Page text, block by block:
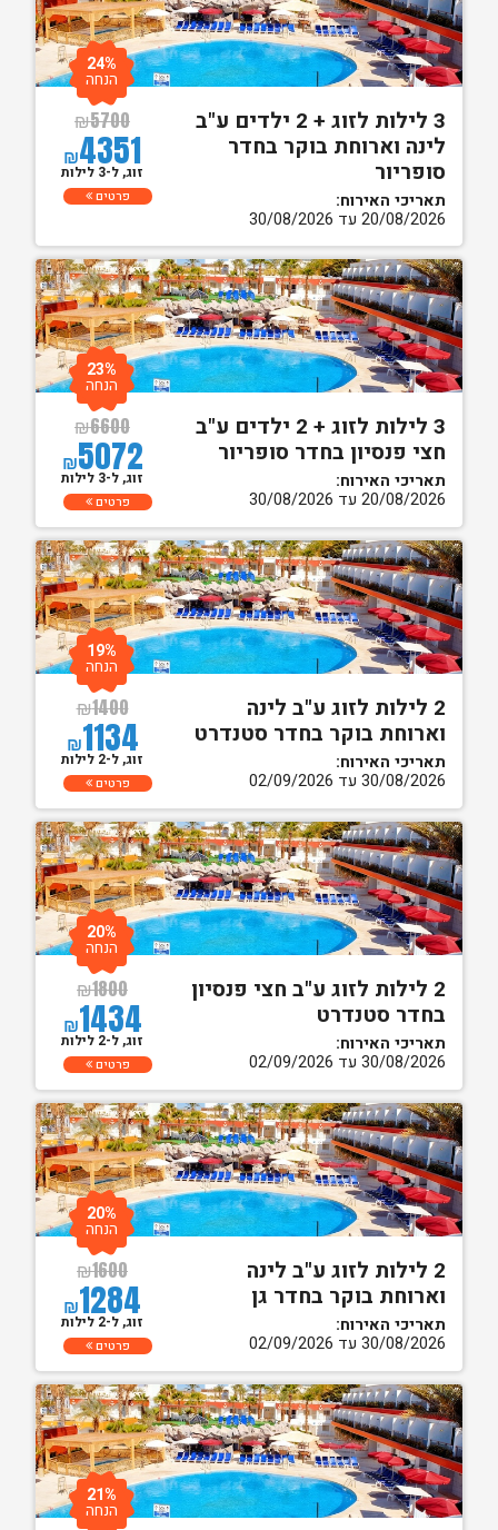
3 לילות לזוג + 2 ילדים ע"ב
לינה וארוחת בוקר בחדר
סופריור
תאריכי האירוח:
20/08/2026 עד 30/08/2026
₪5700
₪4351
24%
הנחה
זוג, ל-3 לילות
פרטים
3 לילות לזוג + 2 ילדים ע"ב
חצי פנסיון בחדר סופריור
תאריכי האירוח:
20/08/2026 עד 30/08/2026
₪6600
₪5072
23%
הנחה
זוג, ל-3 לילות
פרטים
2 לילות לזוג ע"ב לינה
וארוחת בוקר בחדר סטנדרט
תאריכי האירוח:
30/08/2026 עד 02/09/2026
₪1400
₪1134
19%
הנחה
זוג, ל-2 לילות
פרטים
2 לילות לזוג ע"ב חצי פנסיון
בחדר סטנדרט
תאריכי האירוח:
30/08/2026 עד 02/09/2026
₪1800
₪1434
20%
הנחה
זוג, ל-2 לילות
פרטים
2 לילות לזוג ע"ב לינה
וארוחת בוקר בחדר גן
תאריכי האירוח:
30/08/2026 עד 02/09/2026
₪1600
₪1284
20%
הנחה
זוג, ל-2 לילות
פרטים
21%
הנחה